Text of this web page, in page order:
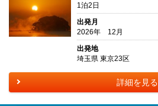
1泊2日
出発月
2026年 12月
出発地
埼玉県 東京23区
詳細を見る